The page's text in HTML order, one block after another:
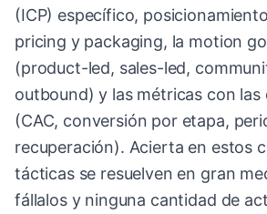
(ICP) específico,
pricing y packaging, la motion
(product-led, sales-led,
outbound) y las métricas con las
(CAC, conversión por etapa,
recuperación). Acierta en estos
tácticas se resuelven en gran
fállalos y ninguna cantidad de